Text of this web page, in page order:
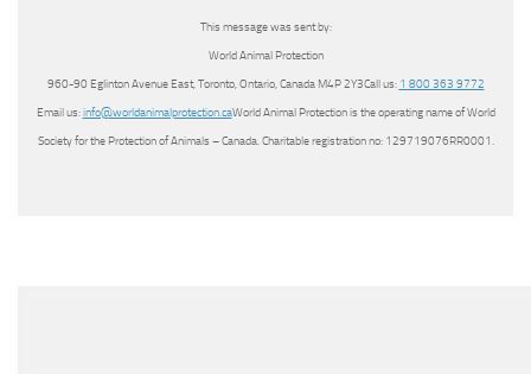
This message was sent by:
World Animal Protection
960-90 Eglinton Avenue East, Toronto, Ontario, Canada M4P 2Y3Call us: 1 800 363 9772
Email us:info@worldanimalprotection.caWorld Animal Protection is the operating name of World
Society for the Protection of Animals – Canada. Charitable registration no: 129719076RR0001.